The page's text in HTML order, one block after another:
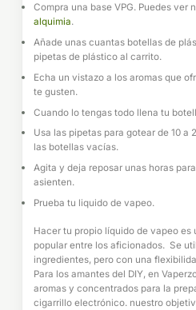
Compra una base VPG. Puedes ver
alquimia.
Añade unas cuantas botellas de
pipetas de plástico al carrito.
Echa un vistazo a los aromas que
te gusten.
Cuando lo tengas todo llena tu
Usa las pipetas para gotear de 10 a
las botellas vacías.
Agita y deja reposar unas horas
asienten.
Prueba tu liquido de vapeo.
Hacer tu propio líquido de vapeo es
popular entre los aficionados. Se
ingredientes, pero con una
Para los amantes del DIY, en
aromas y concentrados para la
cigarrillo electrónico. nuestro